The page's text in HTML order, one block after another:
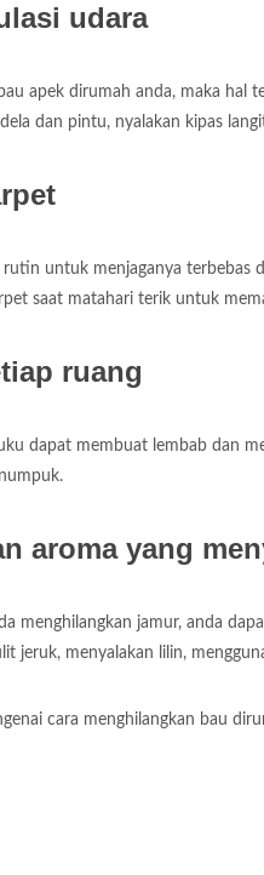
udara
apek dirumah anda, maka hal
dan pintu, nyalakan kipas
rutin untuk menjaganya terbebas
saat matahari terik untuk
ruang
dapat membuat lembab dan
aroma yang
menghilangkan jamur, anda
jeruk, menyalakan lilin,
cara menghilangkan bau